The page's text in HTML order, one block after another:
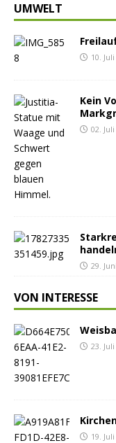
UMWELT
10.
Kein
02.
29.
VON INTERESSE
23.
19.